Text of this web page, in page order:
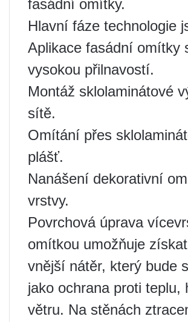
fasádní omítky.
Hlavní fáze technologie
Aplikace fasádní omítky
vysokou přilnavostí.
Montáž sklolaminátové
sítě.
Omítání přes
plášť.
Nanášení dekorativní
vrstvy.
Povrchová úprava
omítkou umožňuje
vnější nátěr, který bude
jako ochrana proti teplu,
větru. Na stěnách